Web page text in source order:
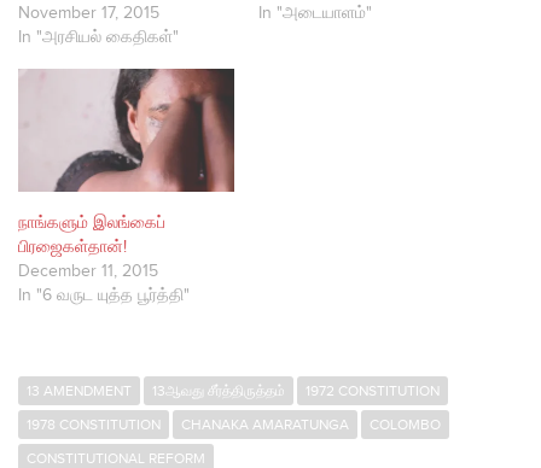
November 17, 2015
In "அரசியல் கைதிகள்"
In "அடையாளம்"
நாங்களும் இலங்கைப்
பிரஜைகள்தான்!
December 11, 2015
In "6 வருட யுத்த பூர்த்தி"
13 AMENDMENT 13ஆவது சீர்த்திருத்தம்
1972 CONSTITUTION
1978 CONSTITUTION
CHANAKA AMARATUNGA
COLOMBO
CONSTITUTIONAL REFORM